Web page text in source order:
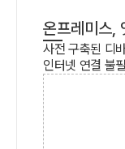
온프레미스,
사전 구축된 디
인터넷 연결 불